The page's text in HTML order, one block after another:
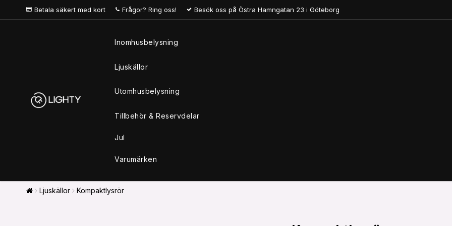
Betala säkert med kort Frågor? Ring oss! Besök oss på Östra Hamngatan 23 i Göteborg
Inomhusbelysning
Ljuskällor
Utomhusbelysning
Tillbehör & Reservdelar
Jul
Varumärken
Ljuskällor Kompaktlysrör